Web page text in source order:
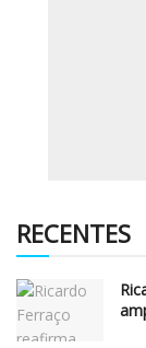
RECENTES